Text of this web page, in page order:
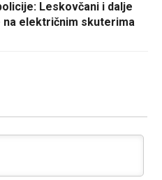
Leskovčani i dalje
električnim skuterima